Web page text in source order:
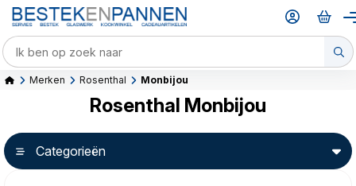
Merken Rosenthal Monbijou
Rosenthal Monbijou
Categorieën